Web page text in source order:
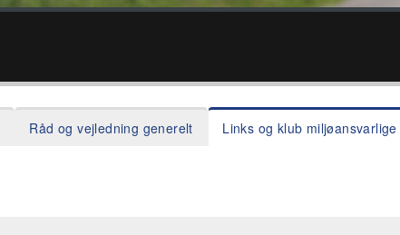
Råd og vejledning generelt Links og klub miljøansvarlige